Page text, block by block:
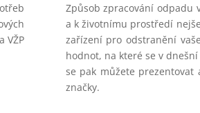
VŽP
Způsob zpracování odpadu
a k životnímu prostředí
zařízení pro odstranění
hodnot, na které se v
se pak můžete
značky.